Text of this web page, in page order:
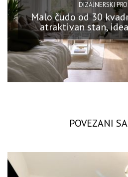
DIZAJNERSKI
Malo čudo od 30
atraktivan stan,
POVEZANI